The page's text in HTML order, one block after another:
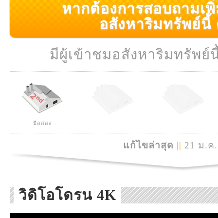
หากต้องการสอบถามเ
อสังหาริมทรัพย์นี้
มีผู้เข้าชมอสังหาริมทรัพย์
มือสอง
แก้ไขล่าสุด || 21 ม.ค
วิดิโอโดรน 4K